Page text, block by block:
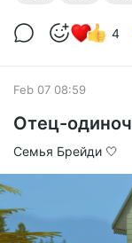
4
Feb 07 08:59
Отец-
Семья Брейди 🤍